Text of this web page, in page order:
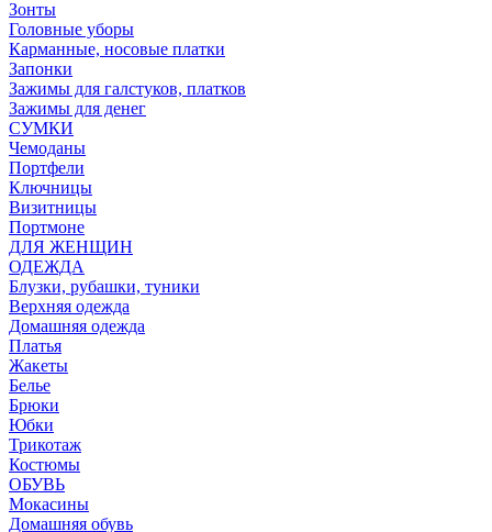
Зонты
Головные уборы
Карманные, носовые платки
Запонки
Зажимы для галстуков, платков
Зажимы для денег
СУМКИ
Чемоданы
Портфели
Ключницы
Визитницы
Портмоне
ДЛЯ ЖЕНЩИН
ОДЕЖДА
Блузки, рубашки, туники
Верхняя одежда
Домашняя одежда
Платья
Жакеты
Белье
Брюки
Юбки
Трикотаж
Костюмы
ОБУВЬ
Мокасины
Домашняя обувь